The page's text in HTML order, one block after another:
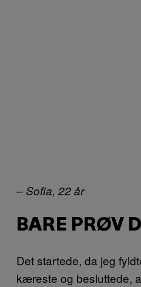
– Sofia, 22 år
BARE PRØV
Det startede, da jeg
kæreste og besluttede,